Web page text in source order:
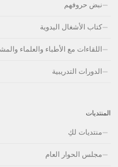
نبض حروفهم
كتاب الأشغال اليدوية
اللقاءات مع الأطباء والعلماء
الدورات التدريبية
المنتديات
منتديات لكِ
مجلس الحوار العام